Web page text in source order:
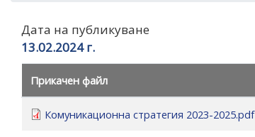
уебсайта
зрителни
Дата на публикуване
13.02.2024 г.
Прикачен файл
Комуникационна стратегия 2023-2025.pdf